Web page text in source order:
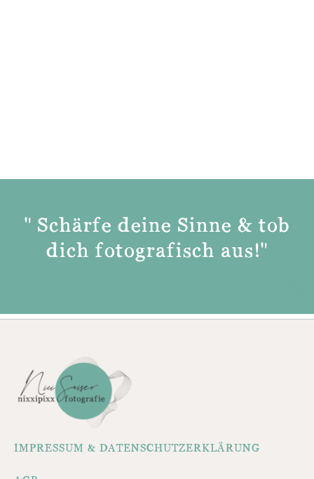
" Schärfe deine Sinne & tob
dich fotografisch aus!"
IMPRESSUM & DATENSCHUTZERKLÄRUNG